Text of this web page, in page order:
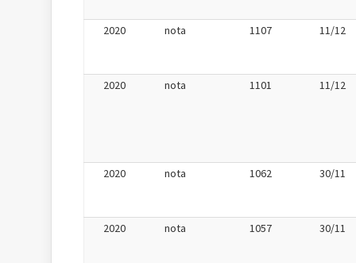
2020 nota 1107 11/12
2020 nota 1101 11/12
2020 nota 1062 30/11
2020 nota 1057 30/11